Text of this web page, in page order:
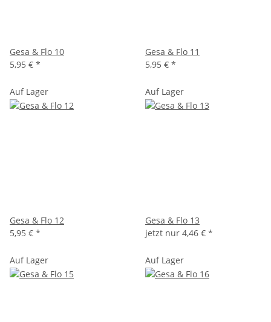
Gesa & Flo 10
5,95 € *
Gesa & Flo 11
5,95 € *
Auf Lager
Gesa & Flo 12
5,95 € *
Auf Lager
Gesa & Flo 13
jetzt nur 4,46 € *
Auf Lager Auf Lager